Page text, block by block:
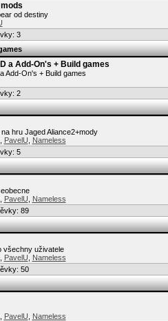
od destiny
3
a Add-On's + Build games
Add-On's + Build games
2
hru Jaged Aliance2+mody
PavelU
Nameless
5
PavelU
Nameless
89
všechny uživatele
PavelU
Nameless
50
PavelU
Nameless